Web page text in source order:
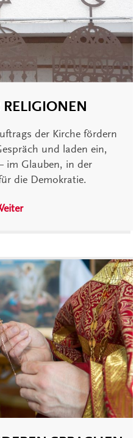
der Kirche fördern
und laden ein,
im Glauben, in der
die Demokratie.